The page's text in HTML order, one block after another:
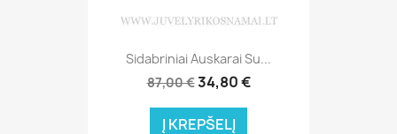
Sidabriniai Auskarai Su...
87,00 €34,80 €
Į KREPŠELĮ